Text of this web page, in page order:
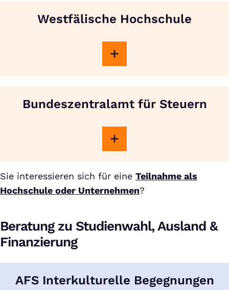
Westfälische Hochschule
Bundeszentralamt für Steuern
Sie interessieren sich für eine Teilnahme als
Hochschule oder Unternehmen?
Beratung zu Studienwahl, Ausland &
Finanzierung
AFS Interkulturelle Begegnungen